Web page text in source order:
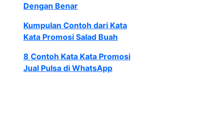
Dengan Benar
Kumpulan Contoh dari Kata
Kata Promosi Salad Buah
8 Contoh Kata Kata Promosi
Jual Pulsa di WhatsApp